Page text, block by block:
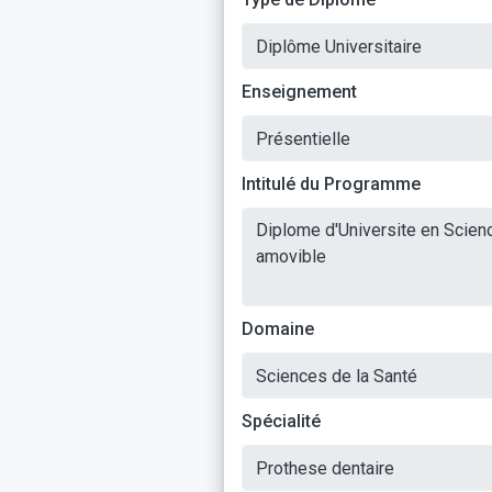
Enseignement
Intitulé du Programme
Domaine
Spécialité